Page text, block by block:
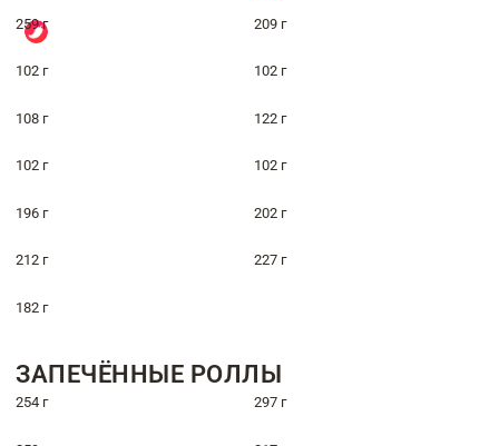
259 г 209 г
102 г 102 г
108 г 122 г
102 г 102 г
196 г 202 г
212 г 227 г
182 г
ЗАПЕЧЁННЫЕ РОЛЛЫ
254 г 297 г